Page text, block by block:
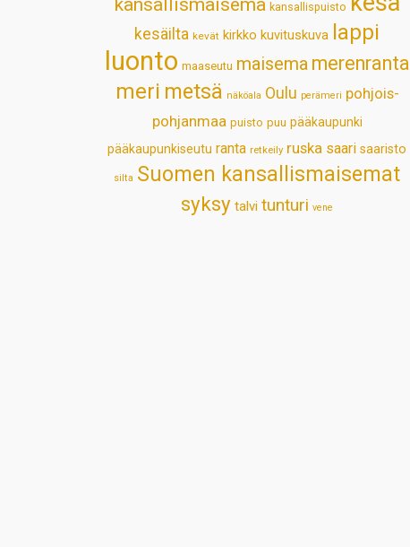
kansallispuisto
kesäilta kevät kirkko kuvituskuva lappi
luonto maaseutu maisema merenranta
meri metsä näköala Oulu perämeri pohjois-
pohjanmaa puisto puu pääkaupunki
pääkaupunkiseutu ranta retkeily ruska saari saaristo
silta Suomen kansallismaisemat
syksy talvi tunturi vene